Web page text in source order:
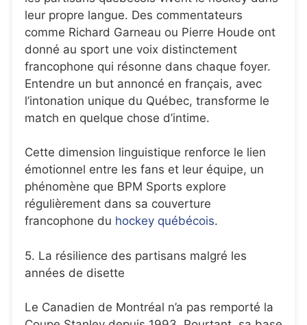
leur propre langue. Des commentateurs
comme Richard Garneau ou Pierre Houde ont
donné au sport une voix distinctement
francophone qui résonne dans chaque foyer.
Entendre un but annoncé en français, avec
l’intonation unique du Québec, transforme le
match en quelque chose d’intime.
Cette dimension linguistique renforce le lien
émotionnel entre les fans et leur équipe, un
phénomène que BPM Sports explore
régulièrement dans sa couverture
francophone du hockey québécois.
5. La résilience des partisans malgré les
années de disette
Le Canadien de Montréal n’a pas remporté la